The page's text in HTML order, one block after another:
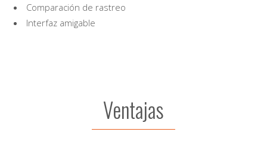
Comparación de rastreo
Interfaz amigable
Ventajas